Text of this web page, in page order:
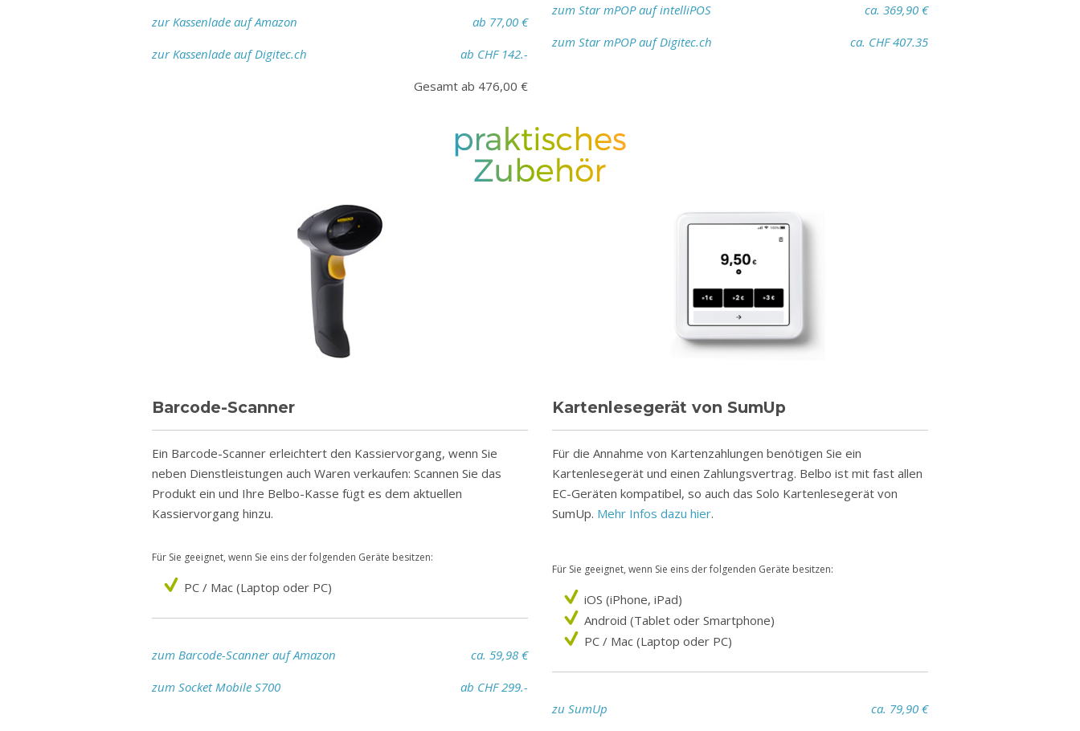
zur Kassenlade auf Amazon
ab 77,00 €
zur Kassenlade auf Digitec.ch
ab CHF 142.-
Gesamt ab 476,00 €
zum Star mPOP auf intelliPOS
ca. 369,90 €
zum Star mPOP auf Digitec.ch
ca. CHF 407.35
Barcode-Scanner
Ein Barcode-Scanner erleichtert den Kassiervorgang, wenn Sie
neben Dienstleistungen auch Waren verkaufen: Scannen Sie das
Produkt ein und Ihre Belbo-Kasse fügt es dem aktuellen
Kassiervorgang hinzu.
Für Sie geeignet, wenn Sie eins der folgenden Geräte besitzen:
PC / Mac (Laptop oder PC)
zum Barcode-Scanner auf Amazon
ca. 59,98 €
zum Socket Mobile S700
ab CHF 299.-
Kartenlesegerät von SumUp
Für die Annahme von Kartenzahlungen benötigen Sie ein
Kartenlesegerät und einen Zahlungsvertrag. Belbo ist mit fast allen
EC-Geräten kompatibel, so auch das Solo Kartenlesegerät von
SumUp. Mehr Infos dazu hier.
Für Sie geeignet, wenn Sie eins der folgenden Geräte besitzen:
iOS (iPhone, iPad)
Android (Tablet oder Smartphone)
PC / Mac (Laptop oder PC)
zu SumUp ca. 79,90 €